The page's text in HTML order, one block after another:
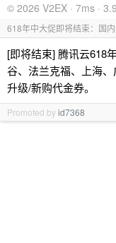
© 2026 V2EX · 7ms ·
618年中大促即将结束：国
[即将结束] 腾讯云618
谷、法兰克福、上海
升级/新购代金券。
Promoted byid7368